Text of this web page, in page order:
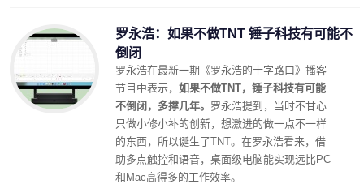
罗永浩：如果不做TNT 锤子科技有可能不
倒闭
罗永浩在最新一期《罗永浩的十字路口》播客
节目中表示， 如果不做TNT，锤子科技有可能
不倒闭，多撑几年。 罗永浩提到，当时不甘心
只做小修小补的创新，想激进的做一点不一样
的东西，所以诞生了TNT。在罗永浩看来，借
助多点触控和语音，桌面级电脑能实现远比PC
和Mac高得多的工作效率。